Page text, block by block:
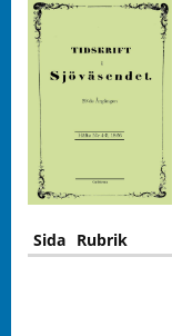
Sida Rubrik